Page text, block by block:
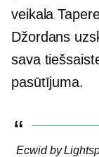
veikala
Džordans
sava
pasūtījuma.
Ecwid by